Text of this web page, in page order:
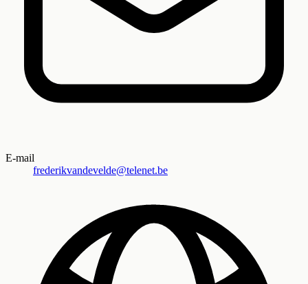
E-mail
frederikvandevelde@telenet.be